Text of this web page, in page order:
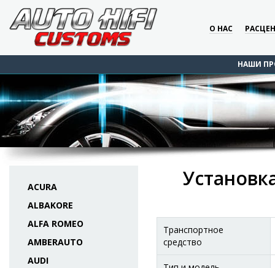
О НАС
НАШИ
ACURA
ALBAKORE
ALFA ROMEO
AMBERAUTO
AUDI
Транспортное
средство